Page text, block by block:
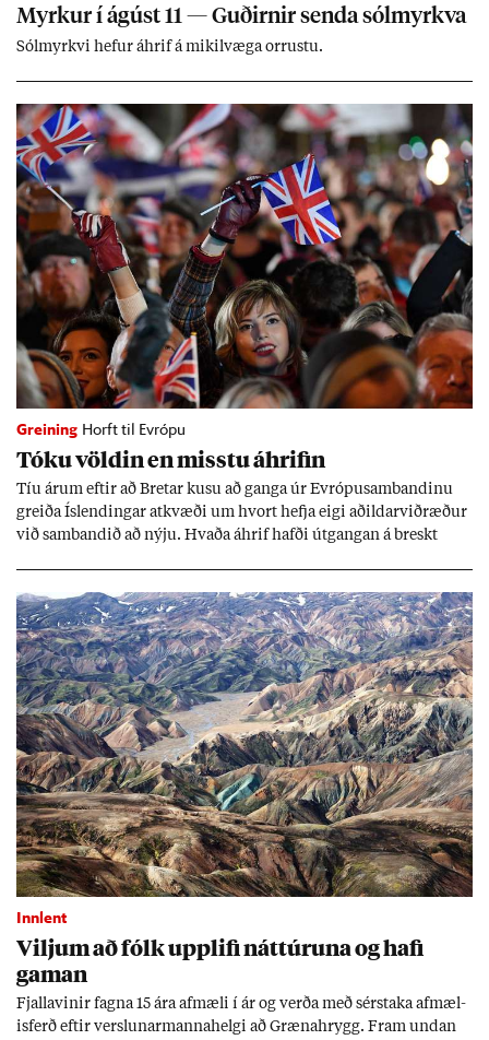
Myrk­ur í ág­úst 11 — Guð­irn­ir senda sól­myrkva
Sól­myrkvi hef­ur áhrif á mik­il­væga orr­ustu.
Greining Horft til Evrópu
Tóku völd­in en misstu áhrif­in
Tíu ár­um eft­ir að Bret­ar kusu að ganga úr Evr­ópu­sam­band­inu
greiða Ís­lend­ing­ar at­kvæði um hvort hefja eigi að­ild­ar­við­ræð­ur
við sam­band­ið að nýju. Hvaða áhrif hafði út­gang­an á breskt
Innlent
Vilj­um að fólk upp­lifi nátt­úr­una og hafi
gam­an
Fjalla­vin­ir fagna 15 ára af­mæli í ár og verða með sér­staka af­mæl­
is­ferð eft­ir versl­un­ar­manna­helgi að Græna­hrygg. Fram und­an